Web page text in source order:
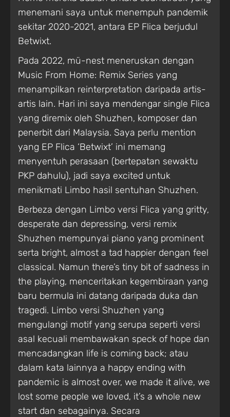
menemani saya untuk menempuh pandemik
sekitar 2020-2021, antara EP Flica berjudul
Betwixt.
Pada 2022, mü-nest meneruskan dengan
Music From Home: Remix Series yang
menampilkan reinterpretation daripada artis-
artis lain. Hari ini saya mendengar single Flica
yang diremix oleh Shuzhen, komposer dan
penerbit dari Malaysia. Saya perlu mention
yang EP Flica ‘Betwixt’ ini memang
menyentuh perasaan (bertepatan sewaktu
PKP dahulu), jadi saya excited untuk
menikmati Limbo hasil sentuhan Shuzhen.
Berbeza dengan Limbo versi Flica yang gritty,
desperate dan depressing, versi remix
Shuzhen mempunyai piano yang prominent
serta bright, almost a tad happier dengan feel
classical. Namun there’s tiny bit of sadness in
the playing, menceritakan kegembiraan yang
baru bermula ini datang daripada duka dan
tragedi. Limbo versi Shuzhen yang
mengulangi motif yang serupa seperti versi
asal kecuali membawakan speck of hope dan
mencadangkan life is coming back; atau
dalam kata lainnya a happy ending with
pandemic is almost over, we made it alive, we
lost some people we loved, it’s a whole new
start dan sebagainya. Secara